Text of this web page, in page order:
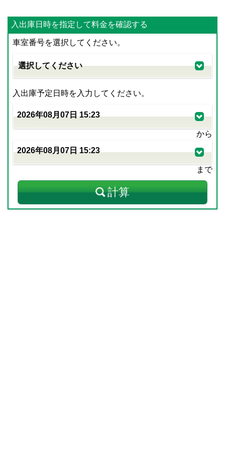
入出庫日時を指定して料金を確認する
車室番号を選択してください。
入出庫予定日時を入力してください。
から
まで
計算